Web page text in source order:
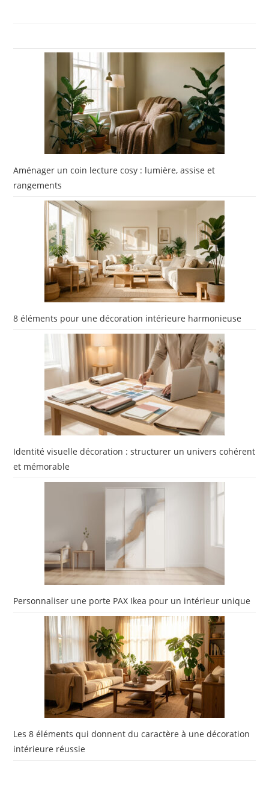
Aménager un coin lecture cosy : lumière, assise et
rangements
8 éléments pour une décoration intérieure harmonieuse
Identité visuelle décoration : structurer un univers cohérent
et mémorable
Personnaliser une porte PAX Ikea pour un intérieur unique
Les 8 éléments qui donnent du caractère à une décoration
intérieure réussie